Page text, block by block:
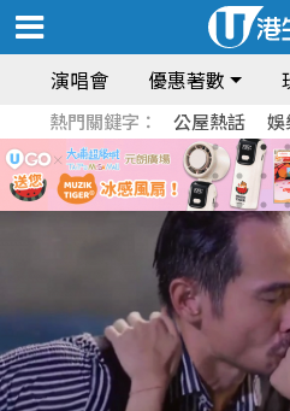
演唱會 優惠著數
熱門關鍵字： 公屋熱話 娛